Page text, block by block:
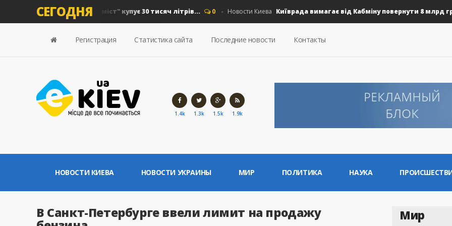
СЕГОДНЯ
дизель: "Київавтошляхміст" купує 30 тисяч літрів... 0 Новости Киева Київрада вимагає від Кабміну повернути 8 млрд грн
Регистрация Статистика сайта Последние новости Контакты
1.4k 1.3k 1.5k 1.9k
НОВОСТИ КИЕВА НОВОСТИ УКРАИНЫ МИР ПОЛИТИКА НАУКА
В Санкт-Петербурге ввели лимит на продажу Мир